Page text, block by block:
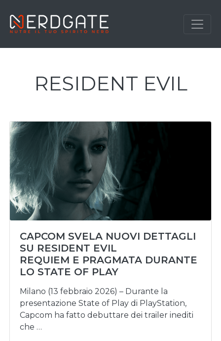
RESIDENT EVIL
CAPCOM SVELA NUOVI DETTAGLI
SU RESIDENT EVIL
REQUIEM E PRAGMATA DURANTE
LO STATE OF PLAY
Milano (13 febbraio 2026) – Durante la
presentazione State of Play di PlayStation,
Capcom ha fatto debuttare dei trailer inediti
che …